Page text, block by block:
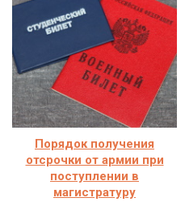
Порядок получения
отсрочки от армии при
поступлении в
магистратуру